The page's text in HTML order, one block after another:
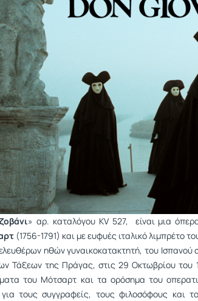
» αρ. καταλόγου KV 527, είναι μια
(1756-1791) και με ευφυές ιταλικό λιμπρέτο
ηθών γυναικοκατακτητή, του
Τάξεων της Πράγας, στις 29 Οκτωβρίου του
του Μότσαρτ και τα ορόσημα του
τους συγγραφείς, τους φιλοσόφους και